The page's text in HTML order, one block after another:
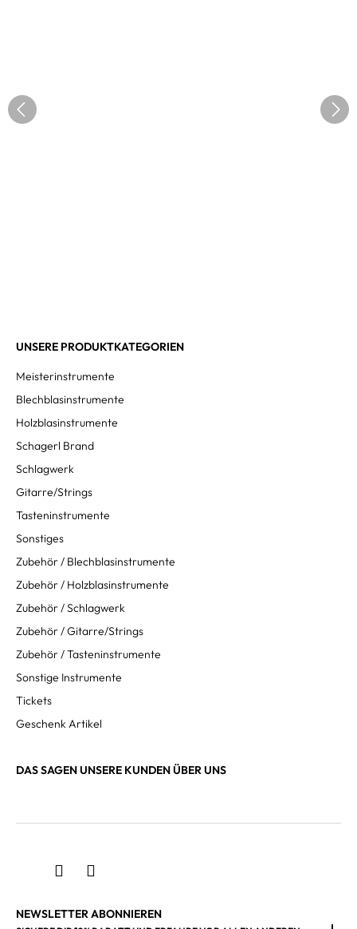
UNSERE PRODUKTKATEGORIEN
Meisterinstrumente
Blechblasinstrumente
Holzblasinstrumente
Schagerl Brand
Schlagwerk
Gitarre/Strings
Tasteninstrumente
Sonstiges
Zubehör / Blechblasinstrumente
Zubehör / Holzblasinstrumente
Zubehör / Schlagwerk
Zubehör / Gitarre/Strings
Zubehör / Tasteninstrumente
Sonstige Instrumente
Tickets
Geschenk Artikel
DAS SAGEN UNSERE KUNDEN ÜBER UNS
NEWSLETTER ABONNIEREN